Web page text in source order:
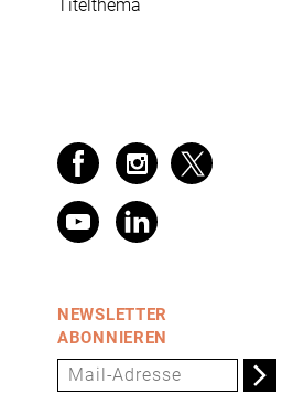
Titelthema
NEWSLETTER
ABONNIEREN